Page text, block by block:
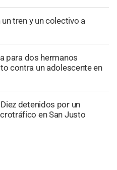
tren y un colectivo a
para dos hermanos
contra un adolescente en
Diez detenidos por un
en San Justo